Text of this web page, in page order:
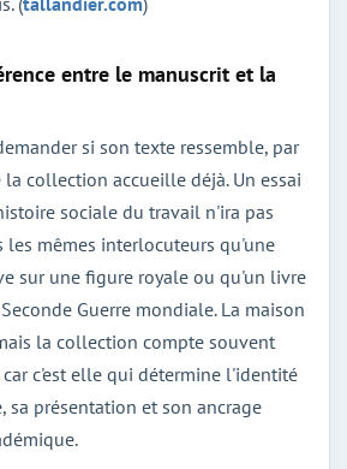
entre le manuscrit et la
si son texte ressemble, par
la collection accueille déjà. Un essai
sociale du travail n'ira pas
les mêmes interlocuteurs qu'une
sur une figure royale ou qu'un livre
Guerre mondiale. La maison
la collection compte souvent
c'est elle qui détermine l'identité
sa présentation et son ancrage